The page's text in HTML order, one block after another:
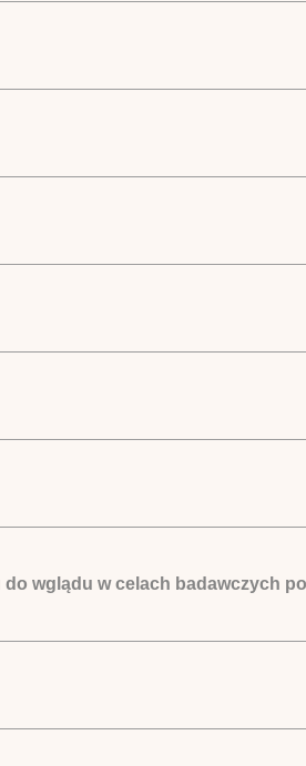
wglądu w celach badawczych